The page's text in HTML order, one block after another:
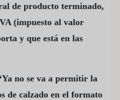
de producto terminado,
(impuesto al valor
y que está en las
no se va a permitir la
de calzado en el formato